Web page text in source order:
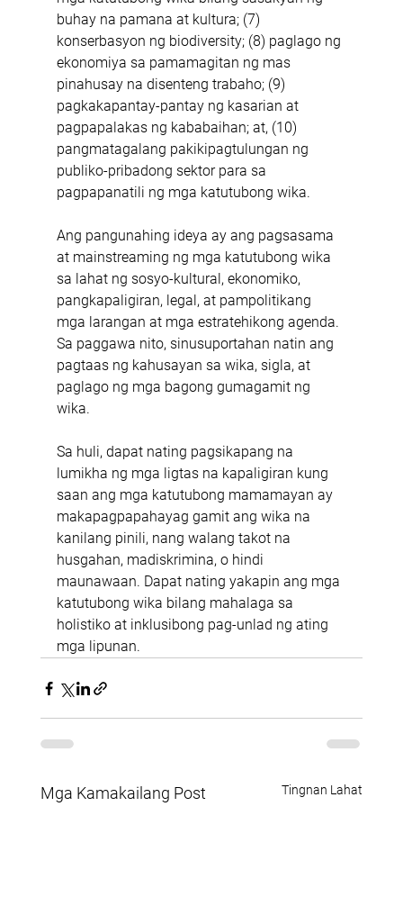
buhay na pamana at kultura; (7)
konserbasyon ng biodiversity; (8) paglago ng
ekonomiya sa pamamagitan ng mas
pinahusay na disenteng trabaho; (9)
pagkakapantay-pantay ng kasarian at
pagpapalakas ng kababaihan; at, (10)
pangmatagalang pakikipagtulungan ng
publiko-pribadong sektor para sa
pagpapanatili ng mga katutubong wika.
Ang pangunahing ideya ay ang pagsasama
at mainstreaming ng mga katutubong wika
sa lahat ng sosyo-kultural, ekonomiko,
pangkapaligiran, legal, at pampolitikang
mga larangan at mga estratehikong agenda.
Sa paggawa nito, sinusuportahan natin ang
pagtaas ng kahusayan sa wika, sigla, at
paglago ng mga bagong gumagamit ng
wika.
Sa huli, dapat nating pagsikapang na
lumikha ng mga ligtas na kapaligiran kung
saan ang mga katutubong mamamayan ay
makapagpapahayag gamit ang wika na
kanilang pinili, nang walang takot na
husgahan, madiskrimina, o hindi
maunawaan. Dapat nating yakapin ang mga
katutubong wika bilang mahalaga sa
holistiko at inklusibong pag-unlad ng ating
mga lipunan.
Mga Kamakailang Post Tingnan Lahat